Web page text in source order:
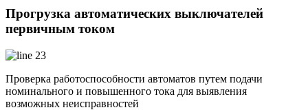
Прогрузка автоматических выключателей
первичным током
Проверка работоспособности автоматов путем подачи
номинального и повышенного тока для выявления
возможных неисправностей